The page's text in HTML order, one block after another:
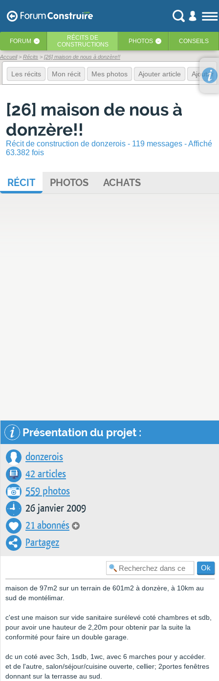
FORUM ‹ RÉCITS DE
CONSTRUCTIONS
PHOTOS ‹ CONSEILS
Accueil Récits [26] maison de nous à donzère!!
Les récits Mon récit Mes photos Ajouter article Ajouter
[26] maison de nous à
donzère!!
Récit de construction de donzerois - 119 messages - Affiché
63.382 fois
RÉCIT PHOTOS ACHATS
Présentation du projet :
donzerois
42 articles
559 photos
26 janvier 2009
21 abonnés
Partagez
maison de 97m2 sur un terrain de 601m2 à donzère, à 10km au
sud de montélimar.
c'est une maison sur vide sanitaire surélevé coté chambres et sdb,
pour avoir une hauteur de 2,20m pour obtenir par la suite la
conformité pour faire un double garage.
dc un coté avec 3ch, 1sdb, 1wc, avec 6 marches pour y accéder.
et de l'autre, salon/séjour/cuisine ouverte, cellier; 2portes fenêtres
donnant sur la terrasse au sud.